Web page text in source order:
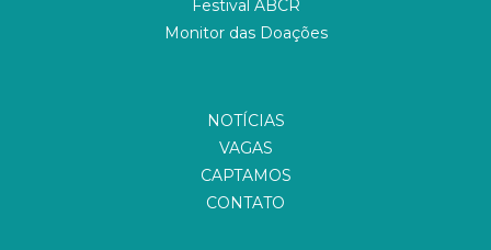
Festival ABCR
Monitor das Doações
NOTÍCIAS
VAGAS
CAPTAMOS
CONTATO